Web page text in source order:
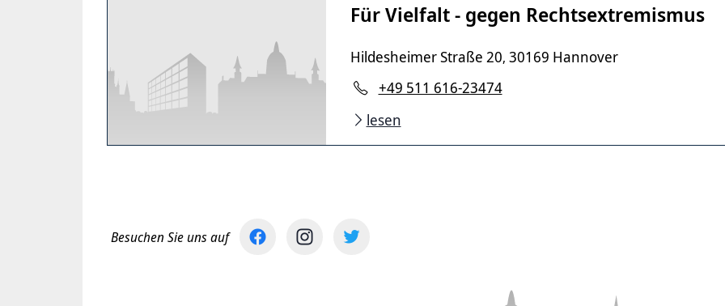
Für Vielfalt - gegen Rechtsextremismus
Hildesheimer Straße 20, 30169 Hannover
+49 511 616-23474
lesen
Besuchen Sie uns auf